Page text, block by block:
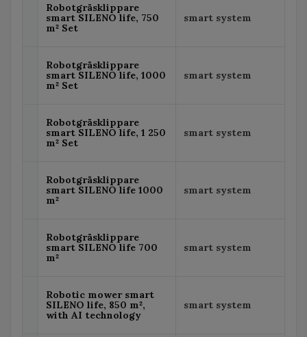
Robotgräsklippare
smart SILENO life, 750
m² Set
smart system
Robotgräsklippare
smart SILENO life, 1000
m² Set
smart system
Robotgräsklippare
smart SILENO life, 1 250
m² Set
smart system
Robotgräsklippare
smart SILENO life 1000
m²
smart system
Robotgräsklippare
smart SILENO life 700
m²
smart system
Robotic mower smart
SILENO life, 850 m²,
with AI technology
smart system